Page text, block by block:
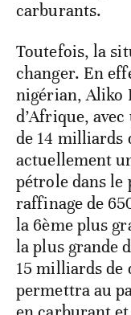
carburants.
Toutefois, la
changer. En
nigérian, Aliko
d’Afrique,
de 14 milliards
actuellement
pétrole dans le
raffinage de
la 6ème plus
la plus grande
15 milliards de
permettra au